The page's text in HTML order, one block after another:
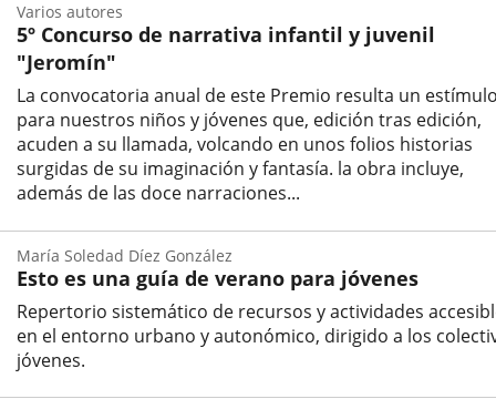
5º Concurso de narrativa infantil y juvenil
"Jeromín"
La convocatoria anual de este Premio resulta un
para nuestros niños y jóvenes que, edición tras edición,
acuden a su llamada, volcando en unos folios historias
surgidas de su imaginación y fantasía. la obra incluye,
además de las doce narraciones...
Varios autores
Esto es una guía de verano para jóvenes
Repertorio sistemático de recursos y actividades
en el entorno urbano y autonómico, dirigido a los
jóvenes.
María Soledad Díez González